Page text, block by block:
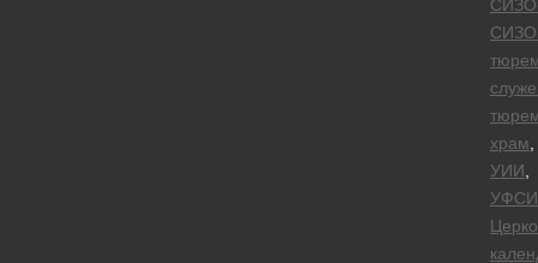
храм
УИИ